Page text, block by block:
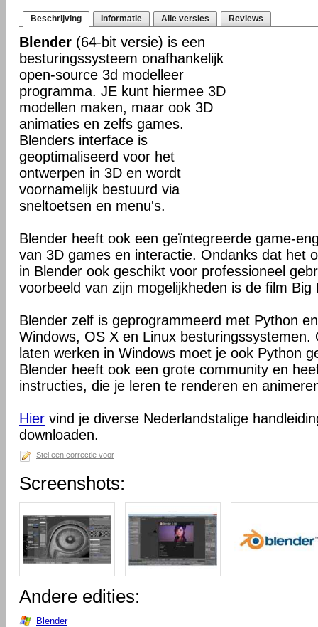
Beschrijving Informatie Alle versies Reviews
Blender (64-bit versie) is een
besturingssysteem onafhankelijk
open-source 3d modelleer
programma. JE kunt hiermee 3D
modellen maken, maar ook 3D
animaties en zelfs games.
Blenders interface is
geoptimaliseerd voor het
ontwerpen in 3D en wordt
voornamelijk bestuurd via
sneltoetsen en menu's.
Blender heeft ook een geïntegreerde game-
van 3D games en interactie. Ondanks dat het
in Blender ook geschikt voor professioneel
voorbeeld van zijn mogelijkheden is de film Big
Blender zelf is geprogrammeerd met Python
Windows, OS X en Linux besturingssystemen.
laten werken in Windows moet je ook Python
Blender heeft ook een grote community en
instructies, die je leren te renderen en
Hier vind je diverse Nederlandstalige
downloaden.
Stel een correctie voor
Screenshots:
Andere edities:
Blender